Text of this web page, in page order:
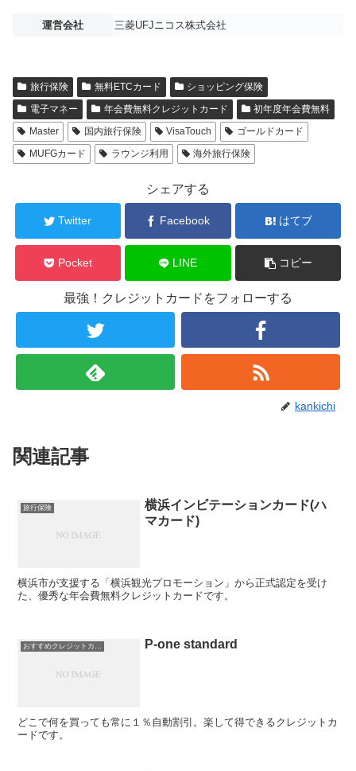
運営会社 三菱UFJニコス株式会社
旅行保険 無料ETCカード
ショッピング保険
電子マネー
年会費無料クレジットカード
初年度年会費無料
Master
国内旅行保険 VisaTouch
ゴールドカード
MUFGカード
ラウンジ利用 海外旅行保険
シェアする
Twitter Facebook はてブ
Pocket LINE コピー
最強！クレジットカードをフォローする
kankichi
関連記事
旅行保険
横浜インビテーションカード(ハ
マカード)
横浜市が支援する「横浜観光プロモーション」から正式認定を受け
た、優秀な年会費無料クレジットカードです。
おすすめクレジットカード！ P-one standard
どこで何を買っても常に１％自動割引。楽して得できるクレジットカ
ードです。